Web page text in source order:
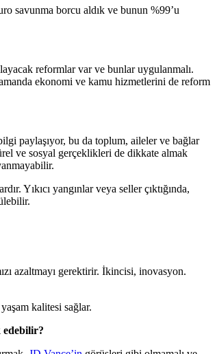
savunma borcu aldık ve bunun %99’u
reformlar var ve bunlar uygulanmalı.
ekonomi ve kamu hizmetlerini de reform
paylaşıyor, bu da toplum, aileler ve bağlar
ve sosyal gerçeklikleri de dikkate almak
Yıkıcı yangınlar veya seller çıktığında,
azaltmayı gerektirir. İkincisi, inovasyon.
kalitesi sağlar.
edebilir?